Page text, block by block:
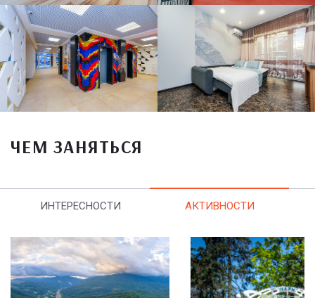
ЧЕМ ЗАНЯТЬСЯ
ИНТЕРЕСНОСТИ АКТИВНОСТИ